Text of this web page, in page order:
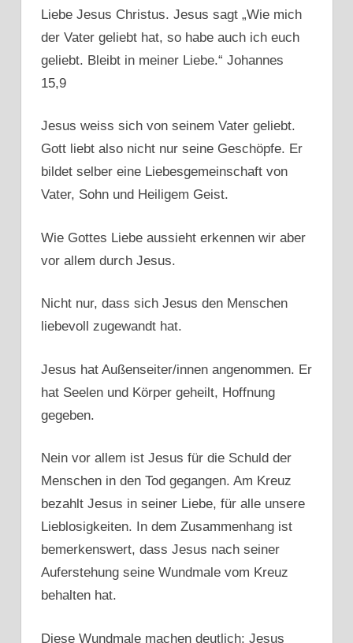
Liebe Jesus Christus. Jesus sagt „Wie mich
der Vater geliebt hat, so habe auch ich euch
geliebt. Bleibt in meiner Liebe.“ Johannes
15,9
Jesus weiss sich von seinem Vater geliebt.
Gott liebt also nicht nur seine Geschöpfe. Er
bildet selber eine Liebesgemeinschaft von
Vater, Sohn und Heiligem Geist.
Wie Gottes Liebe aussieht erkennen wir aber
vor allem durch Jesus.
Nicht nur, dass sich Jesus den Menschen
liebevoll zugewandt hat.
Jesus hat Außenseiter/innen angenommen. Er
hat Seelen und Körper geheilt, Hoffnung
gegeben.
Nein vor allem ist Jesus für die Schuld der
Menschen in den Tod gegangen. Am Kreuz
bezahlt Jesus in seiner Liebe, für alle unsere
Lieblosigkeiten. In dem Zusammenhang ist
bemerkenswert, dass Jesus nach seiner
Auferstehung seine Wundmale vom Kreuz
behalten hat.
Diese Wundmale machen deutlich: Jesus